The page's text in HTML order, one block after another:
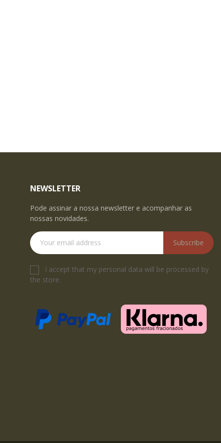
NEWSLETTER
Pode assinar a nossa newsletter e acompanhar as
nossas novidades.
Subscribe
I accept that my personal data will be processed by
the store.